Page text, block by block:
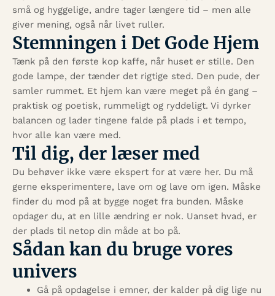
små og hyggelige, andre tager længere tid – men alle
giver mening, også når livet ruller.
Stemningen i Det Gode Hjem
Tænk på den første kop kaffe, når huset er stille. Den
gode lampe, der tænder det rigtige sted. Den pude, der
samler rummet. Et hjem kan være meget på én gang –
praktisk og poetisk, rummeligt og ryddeligt. Vi dyrker
balancen og lader tingene falde på plads i et tempo,
hvor alle kan være med.
Til dig, der læser med
Du behøver ikke være ekspert for at være her. Du må
gerne eksperimentere, lave om og lave om igen. Måske
finder du mod på at bygge noget fra bunden. Måske
opdager du, at en lille ændring er nok. Uanset hvad, er
der plads til netop din måde at bo på.
Sådan kan du bruge vores
univers
Gå på opdagelse i emner, der kalder på dig lige nu